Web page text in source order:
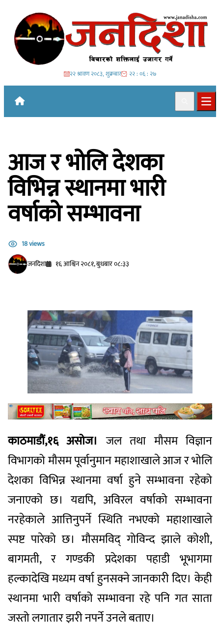
Skip to content
२२ श्रावण २०८३, शुक्रबार २२ : ०६ : २८
Search
आज र भोलि देशका
विभिन्न स्थानमा भारी
वर्षाको सम्भावना
18 views
जनदिशा
१६ आश्विन २०८१, बुधबार ०८:३३
काठमाडौं,१६ असोज। जल तथा मौसम विज्ञान
विभागको मौसम पूर्वानुमान महाशाखाले आज र भोलि
देशका विभिन्न स्थानमा वर्षा हुने सम्भावना रहेको
जनाएको छ। यद्यपि, अविरल वर्षाको सम्भावना
नरहेकाले आत्तिनुपर्ने स्थिति नभएको महाशाखाले
स्पष्ट पारेको छ। मौसमविद् गोविन्द झाले कोशी,
बागमती, र गण्डकी प्रदेशका पहाडी भूभागमा
हल्कादेखि मध्यम वर्षा हुनसक्ने जानकारी दिए। केही
स्थानमा भारी वर्षाको सम्भावना रहे पनि गत साता
जस्तो लगातार झरी नपर्ने उनले बताए।